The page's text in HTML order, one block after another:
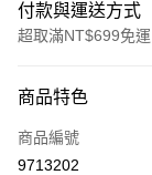
付款與運送方式
超取滿NT$699免運
信用卡一次付款
超商取貨付款
商品特色
商品編號
9713202